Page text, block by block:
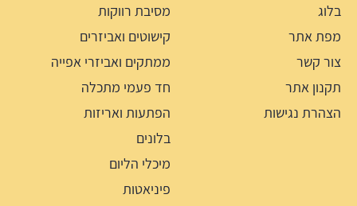
בלוג
מפת אתר
צור קשר
תקנון אתר
הצהרת נגישות
מסיבת רווקות
קישוטים ואביזרים
ממתקים ואביזרי אפייה
חד פעמי מתכלה
הפתעות ואריזות
בלונים
מיכלי הליום
פיניאטות